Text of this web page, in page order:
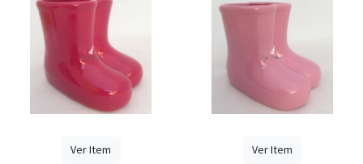
Ver Item Ver Item